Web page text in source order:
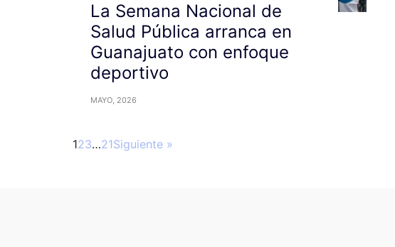
La Semana Nacional de
Salud Pública arranca en
Guanajuato con enfoque
deportivo
MAYO, 2026
123…21Siguiente »